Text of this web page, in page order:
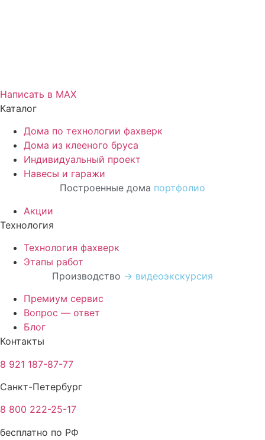
Написать в МАХ
Каталог
Дома по технологии фахверк
Дома из клееного бруса
Индивидуальный проект
Навесы и гаражи
Построенные дома портфолио
Акции
Технология
Технология фахверк
Этапы работ
Производство → видеоэкскурсия
Премиум сервис
Вопрос — ответ
Блог
Контакты
8 921 187-87-77
Санкт-Петербург
8 800 222-25-17
бесплатно по РФ